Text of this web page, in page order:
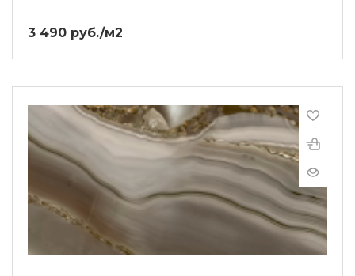
3 490 руб./м2